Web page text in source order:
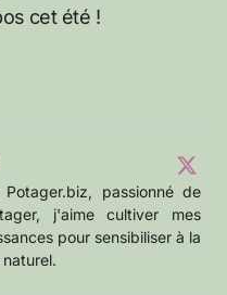
cet été !
passionné de
j'aime cultiver mes
pour sensibiliser à la